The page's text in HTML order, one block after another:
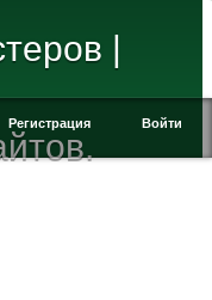
|
Регистрация Войти